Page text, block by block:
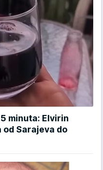
minuta: Elvirin
Sarajeva do